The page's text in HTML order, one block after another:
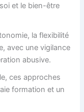
et le bien-être
la flexibilité
avec une vigilance
abusive.
ces approches
formation et un